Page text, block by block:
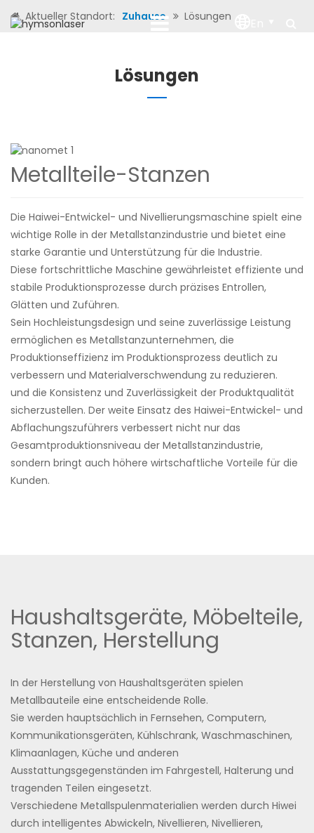
Aktueller Standort: Zuhause Lösungen
Lösungen
Metallteile-Stanzen
Die Haiwei-Entwickel- und Nivellierungsmaschine spielt eine
wichtige Rolle in der Metallstanzindustrie und bietet eine
starke Garantie und Unterstützung für die Industrie.
Diese fortschrittliche Maschine gewährleistet effiziente und
stabile Produktionsprozesse durch präzises Entrollen,
Glätten und Zuführen.
Sein Hochleistungsdesign und seine zuverlässige Leistung
ermöglichen es Metallstanzunternehmen, die
Produktionseffizienz im Produktionsprozess deutlich zu
verbessern und Materialverschwendung zu reduzieren.
und die Konsistenz und Zuverlässigkeit der Produktqualität
sicherzustellen. Der weite Einsatz des Haiwei-Entwickel- und
Abflachungszuführers verbessert nicht nur das
Gesamtproduktionsniveau der Metallstanzindustrie,
sondern bringt auch höhere wirtschaftliche Vorteile für die
Kunden.
Haushaltsgeräte, Möbelteile,
Stanzen, Herstellung
In der Herstellung von Haushaltsgeräten spielen
Metallbauteile eine entscheidende Rolle.
Sie werden hauptsächlich in Fernsehen, Computern,
Kommunikationsgeräten, Kühlschrank, Waschmaschinen,
Klimaanlagen, Küche und anderen
Ausstattungsgegenständen im Fahrgestell, Halterung und
tragenden Teilen eingesetzt.
Verschiedene Metallspulenmaterialien werden durch Hiwei
durch intelligentes Abwickeln, Nivellieren, Nivellieren,